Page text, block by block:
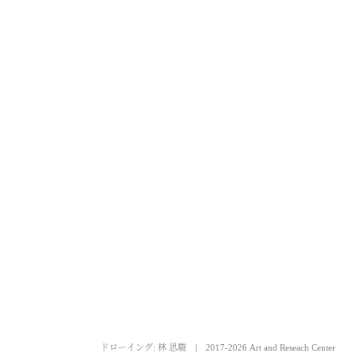
ドローイング: 林 思駿 2017-2026 Art and Reseach Center